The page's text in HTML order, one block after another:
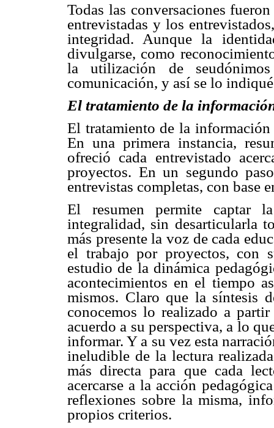
Todas las conversaciones
entrevistadas y los
integridad. Aunque la
divulgarse, como
la utilización de
comunicación, y así se lo
El tratamiento de la
El tratamiento de la
En una primera instancia,
ofreció cada entrevistado
proyectos. En un segundo
entrevistas completas, con base
El resumen permite captar
integralidad, sin desarticularla
más presente la voz de cada
el trabajo por proyectos, con
estudio de la dinámica
acontecimientos en el tiempo
mismos. Claro que la síntesis
conocemos lo realizado a
acuerdo a su perspectiva, a lo
informar. Y a su vez esta
ineludible de la lectura
más directa para que cada
acercarse a la acción
reflexiones sobre la misma,
propios criterios.